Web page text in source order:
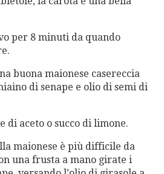
per 8 minuti da quando
buona maionese casereccia
di senape e olio di semi di
di aceto o succo di limone.
maionese è più difficile da
una frusta a mano girate i